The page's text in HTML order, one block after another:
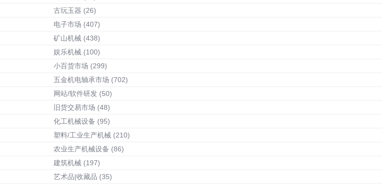
古玩玉器 (26)
电子市场 (407)
矿山机械 (438)
娱乐机械 (100)
小百货市场 (299)
五金机电轴承市场 (702)
网站/软件研发 (50)
旧货交易市场 (48)
化工机械设备 (95)
塑料/工业生产机械 (210)
农业生产机械设备 (86)
建筑机械 (197)
艺术品|收藏品 (35)